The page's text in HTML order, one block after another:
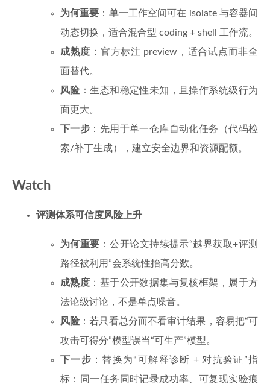
为何重要 ：单一工作空间可在 isolate 与容器间
动态切换，适合混合型 coding + shell 工作流。
成熟度 ：官方标注 preview，适合试点而非全
面替代。
风险：生态和稳定性未知，且操作系统级行为
面更大。
下一步 ：先用于单一仓库自动化任务（代码检
索/补丁生成），建立安全边界和资源配额。
Watch
评测体系可信度风险上升
为何重要 ：公开论文持续提示“越界获取+评测
路径被利用”会系统性抬高分数。
成熟度 ：基于公开数据集与复核框架，属于方
法论级讨论，不是单点噪音。
风险：若只看总分而不看审计结果，容易把“可
攻击可得分”模型误当“可生产”模型。
下一步 ：替换为“可解释诊断 + 对抗验证”指
标：同一任务同时记录成功率、可复现实验痕